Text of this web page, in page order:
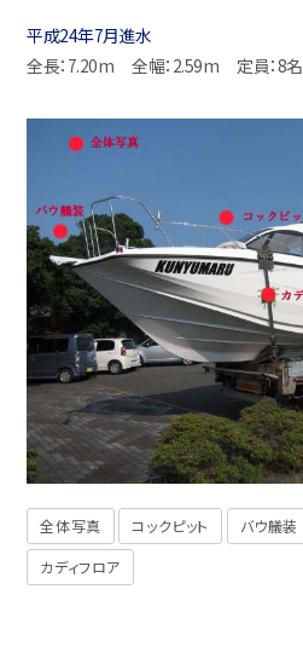
平成24年7月進水
全長：7.20m
全幅：2.59m 定員：8名
全体写真 コックピット バウ艤装
カディフロア